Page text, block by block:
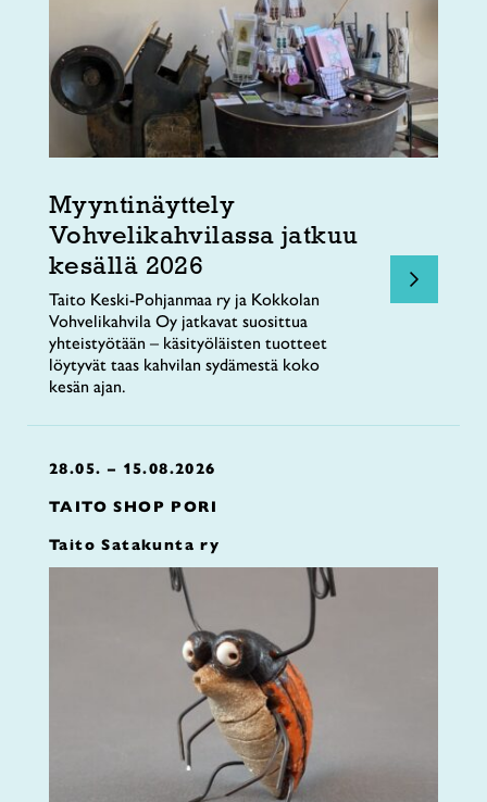
Myyntinäyttely
Vohvelikahvilassa jatkuu
kesällä 2026
Taito Keski-Pohjanmaa ry ja Kokkolan
Vohvelikahvila Oy jatkavat suosittua
yhteistyötään – käsityöläisten tuotteet
löytyvät taas kahvilan sydämestä koko
kesän ajan.
28.05. – 15.08.2026
TAITO SHOP PORI
Taito Satakunta ry